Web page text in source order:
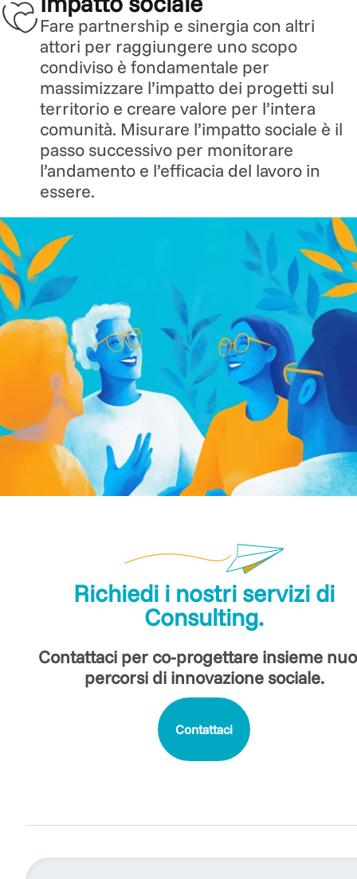
Fare partnership e sinergia con altri
attori per raggiungere uno scopo
condiviso è fondamentale per
massimizzare l’impatto dei progetti sul
territorio e creare valore per l’intera
comunità. Misurare l’impatto sociale è il
passo successivo per monitorare
l’andamento e l’efficacia del lavoro in
essere.
Richiedi i nostri servizi di
Consulting.
Contattaci per co-progettare insieme
percorsi di innovazione sociale.
Contattaci